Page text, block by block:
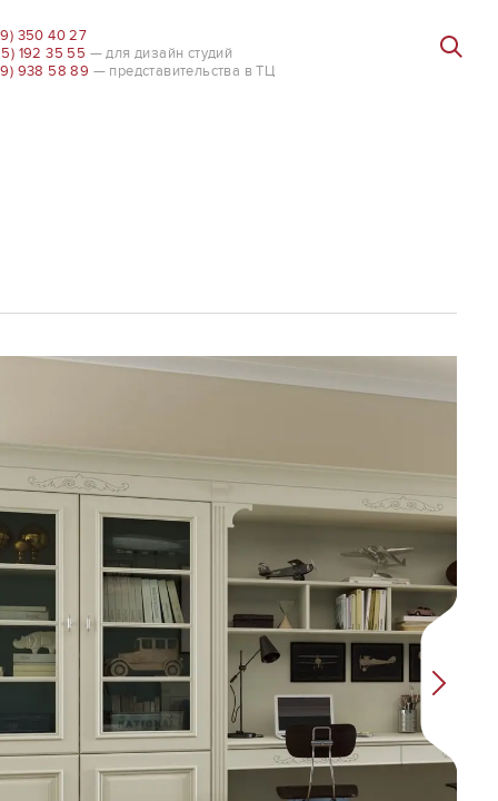
350 40 27
192 35 55 — для дизайн студий
938 58 89 — представительства в ТЦ